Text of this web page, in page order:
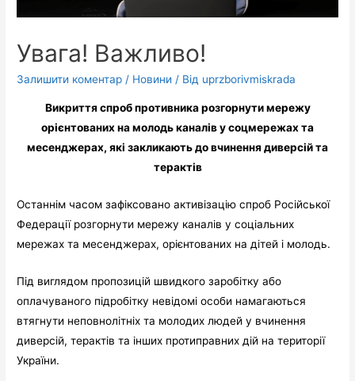
Увага! Важливо!
Залишити коментар / Новини / Від uprzborivmiskrada
Викриття спробпротивникарозгорнутимережу
орієнтованихна молодьканалівусоцмережахта
месенджерах, які закликаютьдовчиненнядиверсійта
терактів
Останнім часом зафіксовано активізацію спроб Російської
Федерації розгорнути мережу каналів у соціальних
мережах та месенджерах, орієнтованих на дітей і молодь.
Під виглядом пропозицій швидкого заробітку або
оплачуваного підробітку невідомі особи намагаються
втягнути неповнолітніх та молодих людей у вчинення
диверсій, терактів та інших протиправних дій на території
України.